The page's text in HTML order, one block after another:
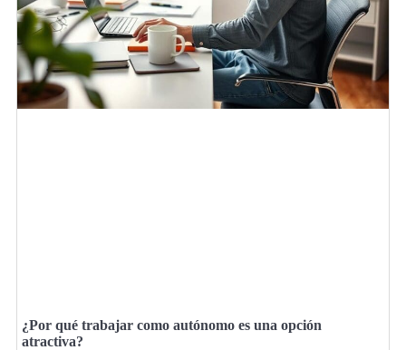
¿Por qué trabajar como autónomo es una opción
atractiva?